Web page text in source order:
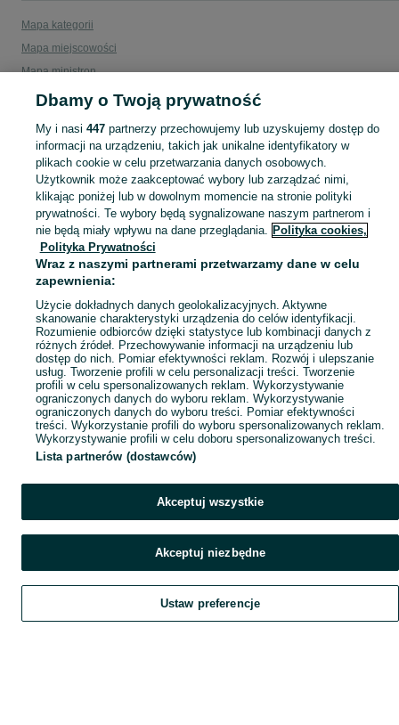
Mapa kategorii
Mapa miejscowości
Mapa ministron
Popularne wyszukiwania
Szukaj Obserwujesz Dodaj Czat Konto
Dbamy o Twoją prywatność
My i nasi 447partnerzy przechowujemy lub uzyskujemy dostęp do
informacji na urządzeniu, takich jak unikalne identyfikatory w
plikach cookie w celu przetwarzania danych osobowych.
Użytkownik może zaakceptować wybory lub zarządzać nimi,
klikając poniżej lub w dowolnym momencie na stronie polityki
prywatności. Te wybory będą sygnalizowane naszym partnerom i
nie będą miały wpływu na dane przeglądania. Polityka cookies,
Polityka Prywatności
Wraz z naszymi partnerami przetwarzamy dane w celu
zapewnienia:
Użycie dokładnych danych geolokalizacyjnych. Aktywne
skanowanie charakterystyki urządzenia do celów identyfikacji.
Rozumienie odbiorców dzięki statystyce lub kombinacji danych z
różnych źródeł. Przechowywanie informacji na urządzeniu lub
dostęp do nich. Pomiar efektywności reklam. Rozwój i ulepszanie
usług. Tworzenie profili w celu personalizacji treści. Tworzenie
profili w celu spersonalizowanych reklam. Wykorzystywanie
ograniczonych danych do wyboru reklam. Wykorzystywanie
ograniczonych danych do wyboru treści. Pomiar efektywności
treści. Wykorzystanie profili do wyboru spersonalizowanych reklam.
Wykorzystywanie profili w celu doboru spersonalizowanych treści.
Lista partnerów (dostawców)
Akceptuj wszystkie
Akceptuj niezbędne
Ustaw preferencje